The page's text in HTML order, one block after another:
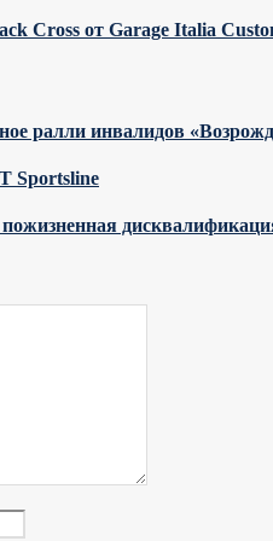
Cross от Garage Italia
ралли инвалидов
Sportsline